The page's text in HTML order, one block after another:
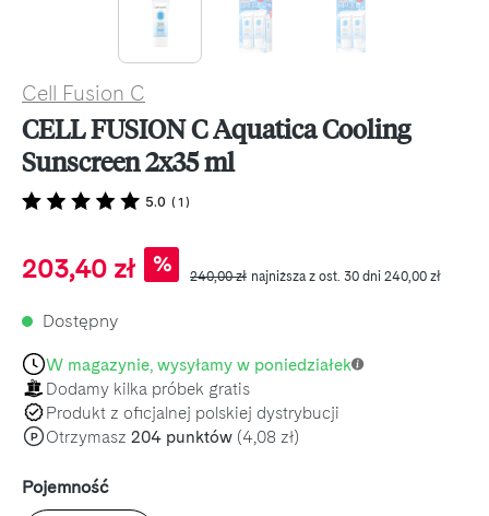
Cell Fusion C
CELL FUSION C Aquatica Cooling
Sunscreen 2x35 ml
5.0 ( 1 )
Cena sprzedaży:
203,40 zł % Cena regularna:
240,00 zł najniższa z ost. 30 dni 240,00 zł
Dostępny
W magazynie, wysyłamy w poniedziałek
Dodamy kilka próbek gratis
Produkt z oficjalnej polskiej dystrybucji
P Otrzymasz 204 punktów (4,08 zł)
Wybierz
Pojemność